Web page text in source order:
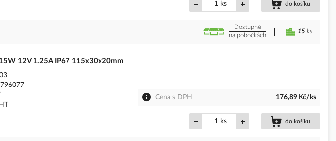
ks do košíku
Dostupné
na pobočkách
15 ks
12V 1.25A IP67 115x30x20mm
Cena s DPH 176,89 Kč/ks
ks do košíku